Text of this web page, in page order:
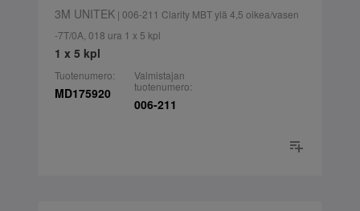
3M UNITEK| 006-211 Clarity MBT ylä 4,5 oikea/vasen
-7T/0A, 018 ura 1 x 5 kpl
1 x 5 kpl
Tuotenumero:
MD175920
Valmistajan
tuotenumero:
006-211